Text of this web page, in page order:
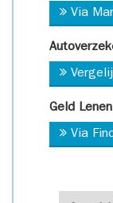
Via
Geld
Via